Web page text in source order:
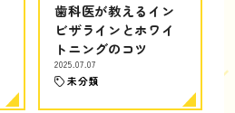
歯科医が教えるイン
ビザラインとホワイ
トニングのコツ
2025.07.07
未分類